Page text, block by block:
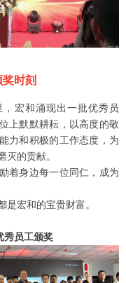
奖时刻
宏和涌现出一批优秀员
上默默耕耘，以高度的敬
力和积极的工作态度，为
灭的贡献。
身边每一位同仁，成为
宏和的宝贵财富。
秀员工颁奖